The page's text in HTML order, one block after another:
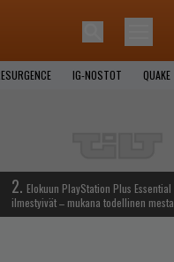
IG-NOSTOT QUAKE
2. Elokuun PlayStation Plus
ilmestyivät – mukana todellinen